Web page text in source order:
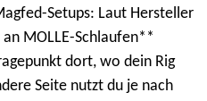
Setups: Laut Hersteller
MOLLE-Schlaufen**
dort, wo dein Rig
Seite nutzt du je nach